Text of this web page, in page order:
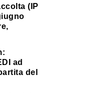
(IP
ad
del